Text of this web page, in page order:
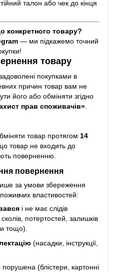
талон або чек до кінця
конкретного товару?
— ми підкажемо точний
товару
покупками в
причин товар вам не
його або обміняти згідно
прав споживачів»
товар протягом 14
товар не входить до
поверненню.
повернення
за умови збереження
властивостей:
і не має слідів
потертостей, залишків
тощо).
(насадки, інструкції,
порушена (блістери, картонні